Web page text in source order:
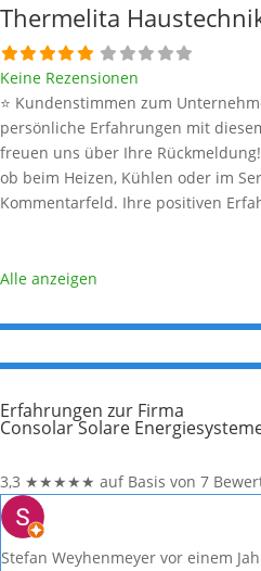
Thermelita
Keine Rezensionen
⭐ Kundenstimmen zum
persönliche Erfahrungen mit
freuen uns über Ihre
ob beim Heizen, Kühlen oder im
Kommentarfeld. Ihre positiven
und bleibenWeiterlesen …
Alle anzeigen
Erfahrungen zur Firma
Consolar Solare
3,3 ★★★★★ auf Basis von 7
Stefan Weyhenmeyer vor einem